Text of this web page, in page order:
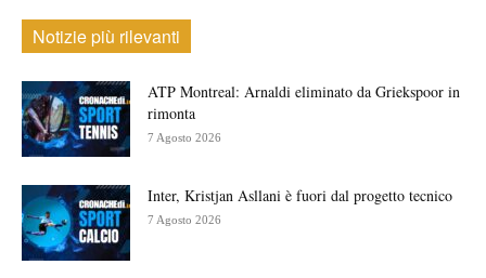
Notizie più rilevanti
ATP Montreal: Arnaldi eliminato da Griekspoor in
rimonta
7 Agosto 2026
Inter, Kristjan Asllani è fuori dal progetto tecnico
7 Agosto 2026